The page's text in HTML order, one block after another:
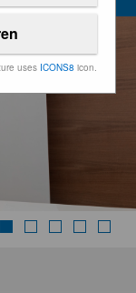
uses ICONS8 icon.